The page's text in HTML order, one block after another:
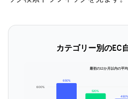
カテゴリー別のEC
最初の12か月以内の平均
600%
650%
520%
450%